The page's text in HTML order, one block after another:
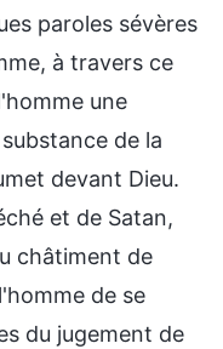
paroles sévères
à travers ce
une
de la
devant Dieu.
et de Satan,
châtiment de
de se
du jugement de